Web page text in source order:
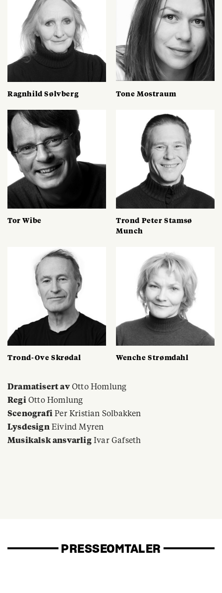
Ragnhild Sølvberg Tone Mostraum
Tor Wibe
Trond Peter Stamsø
Munch
Trond-Ove Skrødal Wenche Strømdahl
Dramatisert avOtto Homlung
Regi Otto Homlung
Scenografi Per Kristian Solbakken
LysdesignEivind Myren
Musikalsk ansvarligIvar Gafseth
PRESSEOMTALER